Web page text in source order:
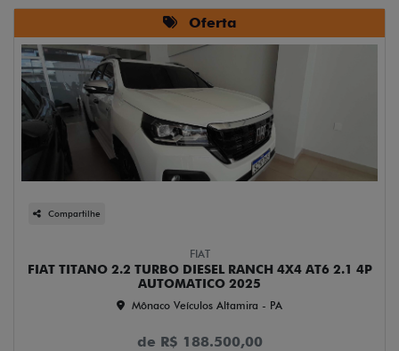
Oferta
Compartilhe
FIAT
FIAT TITANO 2.2 TURBO DIESEL RANCH 4X4 AT6 2.1 4P
AUTOMATICO 2025
Mônaco Veículos Altamira - PA
de R$ 188.500,00